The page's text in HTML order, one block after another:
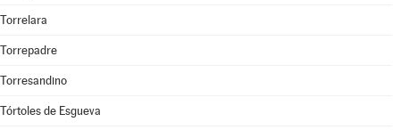
Torrelara
Torrepadre
Torresandino
Tórtoles de Esgueva